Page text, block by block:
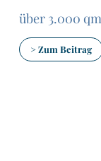
über 3.000 qm
> Zum Beitrag